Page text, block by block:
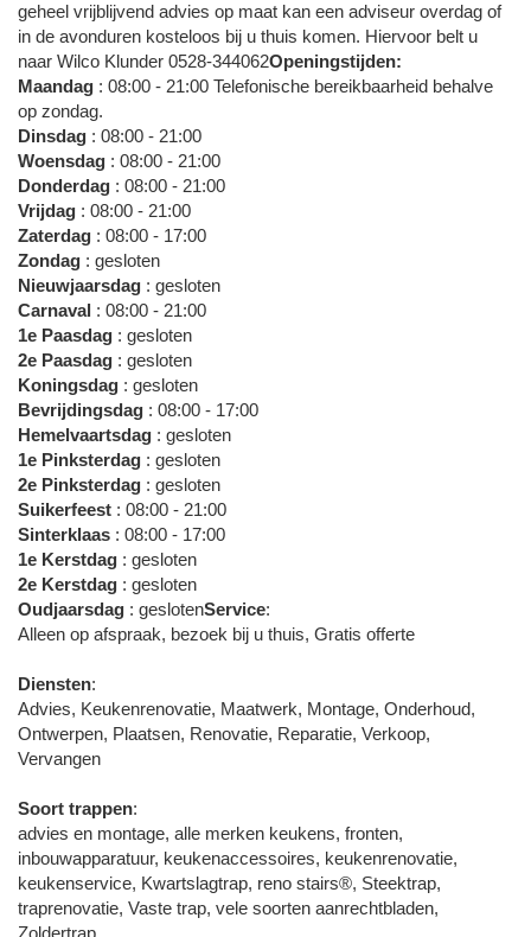
geheel vrijblijvend advies op maat kan een adviseur overdag of
in de avonduren kosteloos bij u thuis komen. Hiervoor belt u
naar Wilco Klunder 0528-344062Openingstijden:
Maandag : 08:00 - 21:00 Telefonische bereikbaarheid behalve
op zondag.
Dinsdag : 08:00 - 21:00
Woensdag : 08:00 - 21:00
Donderdag : 08:00 - 21:00
Vrijdag : 08:00 - 21:00
Zaterdag : 08:00 - 17:00
Zondag : gesloten
Nieuwjaarsdag : gesloten
Carnaval : 08:00 - 21:00
1e Paasdag : gesloten
2e Paasdag : gesloten
Koningsdag : gesloten
Bevrijdingsdag : 08:00 - 17:00
Hemelvaartsdag : gesloten
1e Pinksterdag : gesloten
2e Pinksterdag : gesloten
Suikerfeest : 08:00 - 21:00
Sinterklaas : 08:00 - 17:00
1e Kerstdag : gesloten
2e Kerstdag : gesloten
Oudjaarsdag : geslotenService:
Alleen op afspraak, bezoek bij u thuis, Gratis offerte
Diensten:
Advies, Keukenrenovatie, Maatwerk, Montage, Onderhoud,
Ontwerpen, Plaatsen, Renovatie, Reparatie, Verkoop,
Vervangen
Soort trappen:
advies en montage, alle merken keukens, fronten,
inbouwapparatuur, keukenaccessoires, keukenrenovatie,
keukenservice, Kwartslagtrap, reno stairs®, Steektrap,
traprenovatie, Vaste trap, vele soorten aanrechtbladen,